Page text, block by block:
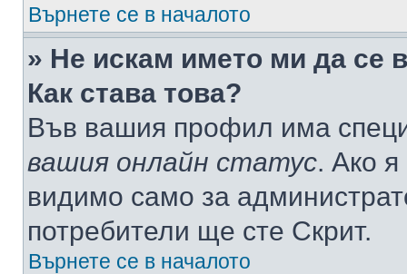
Върнете се в началото
» Не искам името ми да се
Как става това?
Във вашия профил има
вашия онлайн статус. Ако
видимо само за
потребители ще сте Скрит.
Върнете се в началото